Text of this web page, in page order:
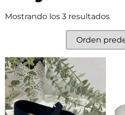
Mostrando los 3 resultados